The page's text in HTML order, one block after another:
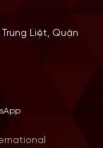
Trung Liệt, Quận